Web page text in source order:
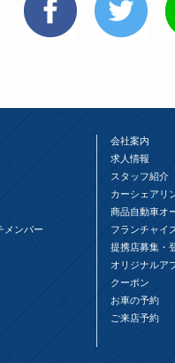
メンバー
会社案内
求人情報
スタッフ紹介
カーシェアリ
商品自動車オ
フランチャイ
提携店募集・
オリジナルア
クーポン
お車の予約
ご来店予約